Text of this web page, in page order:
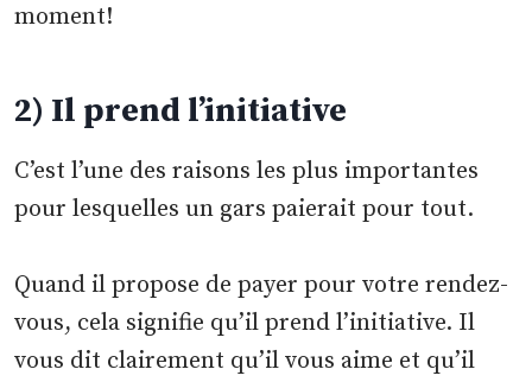
moment!
2) Il prend l’initiative
C’est l’une des raisons les plus importantes
pour lesquelles un gars paierait pour tout.
Quand il propose de payer pour votre rendez-
vous, cela signifie qu’il prend l’initiative. Il
vous dit clairement qu’il vous aime et qu’il